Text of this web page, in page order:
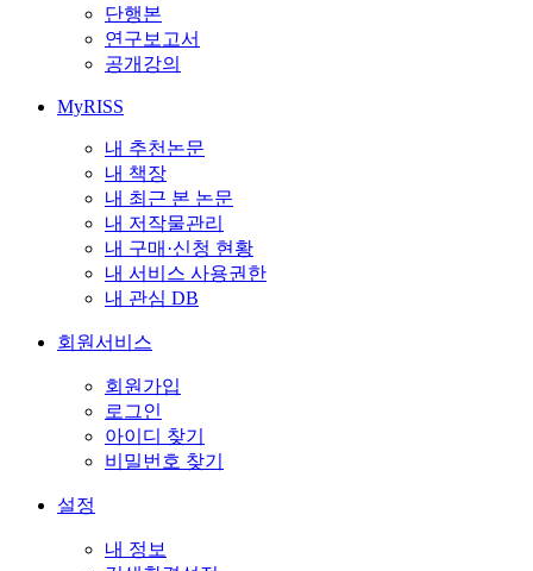
단행본
연구보고서
공개강의
MyRISS
내 추천논문
내 책장
내 최근 본 논문
내 저작물관리
내 구매·신청 현황
내 서비스 사용권한
내 관심 DB
회원서비스
회원가입
로그인
아이디 찾기
비밀번호 찾기
설정
내 정보